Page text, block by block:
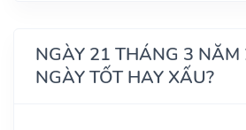
NGÀY 21 THÁNG 3
NGÀY TỐT HAY XẤU?